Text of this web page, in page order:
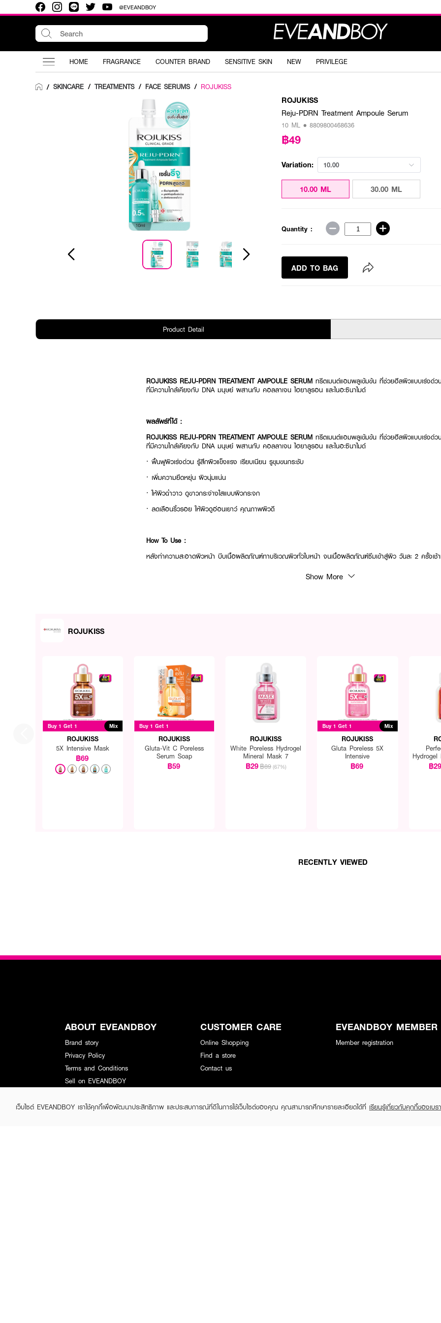
@EVEANDBOY
HOME FRAGRANCE COUNTER BRAND SENSITIVE SKIN NEW PRIVILEGE
/ SKINCARE / TREATMENTS / FACE SERUMS / ROJUKISS
ROJUKISS
Reju-PDRN Treatment Ampoule Serum
10 ML • 8809800468636
฿49
Variation: 10.00
10.00 ML 30.00 ML
Quantity :
ADD TO BAG
Product Detail
ROJUKISS REJU-PDRN TREATMENT AMPOULE SERUM ทรีตเมนต์แอมพลูเข้มข้น ที่ช่วยฮีลผิวแบบเร่งด่
ที่มีความใกล้เคียงกับ DNA มนุษย์ ผสานกับ คอลลาเจน ไฮยาลูรอน และไนอะซินาไมด์
ผลลัพธ์ที่ได้ :
ROJUKISS REJU-PDRN TREATMENT AMPOULE SERUM ทรีตเมนต์แอมพลูเข้มข้น ที่ช่วยฮีลผิวแบบเร่งด่
ที่มีความใกล้เคียงกับ DNA มนุษย์ ผสานกับ คอลลาเจน ไฮยาลูรอน และไนอะซินาไมด์
· ฟื้นฟูผิวเร่งด่วน รู้สึกผิวแข็งแรง เรียบเนียน รูขุมขนกระชับ
· เพิ่มความยืดหยุ่น ผิวนุ่มแน่น
·ให้ผิวฉ่ำวาว ดูขาวกระจ่างใสแบบผิวกระจก
· ลดเลือนริ้วรอย ให้ผิวดูอ่อนเยาว์ คุณภาพผิวดี
How To Use :
หลังทำความสะอาดผิวหน้า บีบเนื้อผลิตภัณฑ์ทาบริเวณผิวทั่วใบหน้า จนเนื้อผลิตภัณฑ์ซึมเข้าสู่ผิว วันละ 2 ครั้งเช้
Show More
ROJUKISS
Buy 1 Get 1 Mix
ROJUKISS
5X Intensive Mask
฿69
Buy 1 Get 1
ROJUKISS
Gluta-Vit C Poreless
Serum Soap
฿59
ROJUKISS
White Poreless Hydrogel
Mineral Mask 7
฿29฿89 (67%)
Buy 1 Get 1 Mix
ROJUKISS
Gluta Poreless 5X
Intensive
฿69 ฿29
RECENTLY VIEWED
เว็บไซต์ EVEANDBOY เราใช้คุกกี้เพื่อพัฒนาประสิทธิภาพ และประสบการณ์ที่ดีในการใช้เว็บไซต์ของคุณ คุณสามารถศึกษารายละเอียดได้ที่ เรียนรู้เกี่ยวกับคุกกี้ของเบร
ABOUT EVEANDBOY
Brand story
Privacy Policy
Terms and Conditions
Sell on EVEANDBOY
CUSTOMER CARE
Online Shopping
Find a store
Contact us
EVEANDBOY MEMBER
Member registration